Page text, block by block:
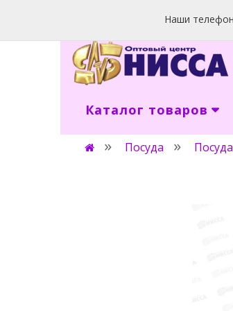
Наши
Каталог товаров
Посуда